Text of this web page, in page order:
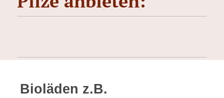
Bioläden z.B.